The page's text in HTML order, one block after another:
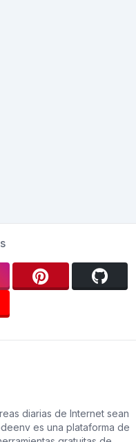
diarias de Internet sean
es una plataforma de